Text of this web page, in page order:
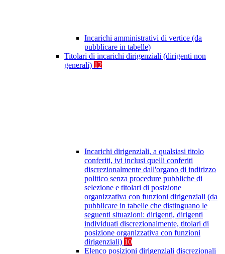
Incarichi amministrativi di vertice (da
pubblicare in tabelle)
Titolari di incarichi dirigenziali (dirigenti non
generali) 12
Incarichi dirigenziali, a qualsiasi titolo
conferiti, ivi inclusi quelli conferiti
discrezionalmente dall'organo di indirizzo
politico senza procedure pubbliche di
selezione e titolari di posizione
organizzativa con funzioni dirigenziali (da
pubblicare in tabelle che distinguano le
seguenti situazioni: dirigenti, dirigenti
individuati discrezionalmente, titolari di
posizione organizzativa con funzioni
dirigenziali) 10
Elenco posizioni dirigenziali discrezionali